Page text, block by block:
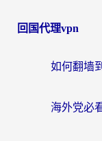
回国代理vpn